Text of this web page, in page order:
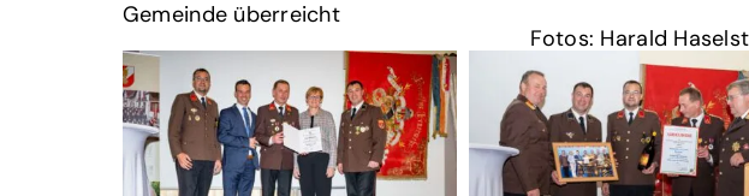
Gemeinde überreicht
Fotos: Harald